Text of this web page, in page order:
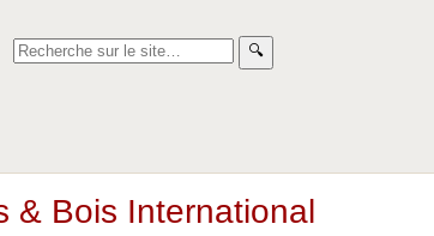
🔍︎
& Bois International